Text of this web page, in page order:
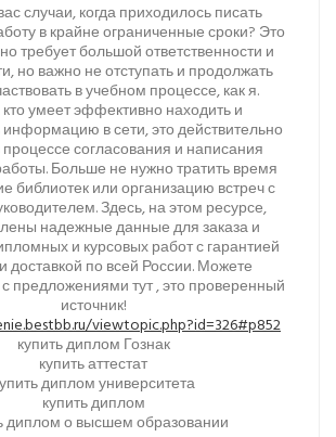
случаи, когда приходилось писать
в крайне ограниченные сроки? Это
требует большой ответственности и
но важно не отступать и продолжать
в учебном процессе, как я.
умеет эффективно находить и
информацию в сети, это действительно
согласования и написания
Больше не нужно тратить время
библиотек или организацию встреч с
Здесь, на этом ресурсе,
надежные данные для заказа и
и курсовых работ с гарантией
доставкой по всей России. Можете
предложениями тут , это проверенный
источник!
viewtopic.php?id=326#p852
купить диплом Гознак
купить аттестат
диплом университета
купить диплом
диплом о высшем образовании